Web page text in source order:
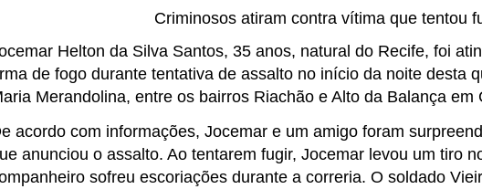
Criminosos atiram contra vítima que tentou
Helton da Silva Santos, 35 anos, natural do Recife, foi
de fogo durante tentativa de assalto no início da noite desta
Merandolina, entre os bairros Riachão e Alto da Balança em
acordo com informações, Jocemar e um amigo foram
anunciou o assalto. Ao tentarem fugir, Jocemar levou um tiro
sofreu escoriações durante a correria. O soldado